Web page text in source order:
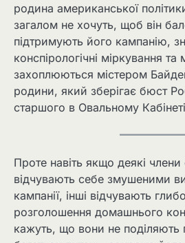
родина американської
загалом не хочуть, щоб він
підтримують його кампанію,
конспірологічні міркування
захоплюються містером
родини, який зберігає бюст
старшого в Овальному
Проте навіть якщо деякі члени
відчувають себе змушеними
кампанії, інші відчувають
розголошення домашнього
кажуть, що вони не поділяють